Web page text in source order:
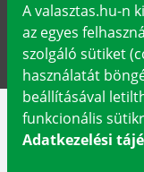
A valasztas.hu-n
az egyes
szolgáló sütiket
használatát
beállításával
funkcionális
Adatkezelési